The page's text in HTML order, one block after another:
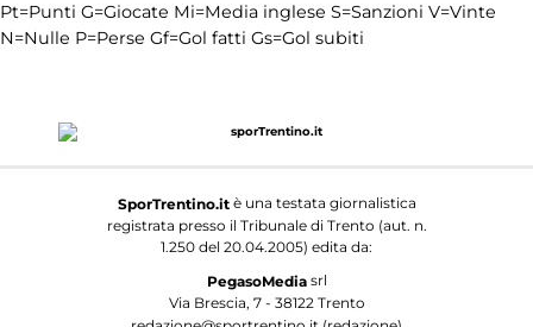
Pt=Punti G=Giocate Mi=Media inglese S=Sanzioni V=Vinte
N=Nulle P=Perse Gf=Gol fatti Gs=Gol subiti
SporTrentino.itè una testata giornalistica
registrata presso il Tribunale di Trento (aut. n.
1.250 del 20.04.2005) edita da:
PegasoMediasrl
Via Brescia, 7 - 38122 Trento